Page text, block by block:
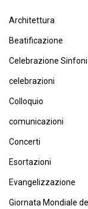
Architettura
Beatificazione
Celebrazione
celebrazioni
Colloquio
comunicazioni
Concerti
Esortazioni
Evangelizzazione
Giornata Mondiale